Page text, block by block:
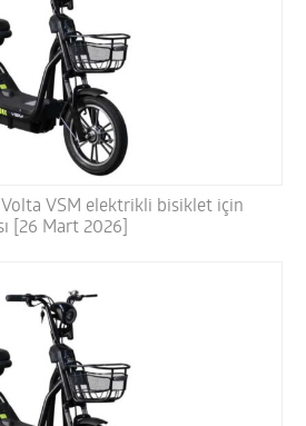
VSM elektrikli bisiklet için
[26 Mart 2026]